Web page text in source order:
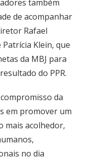
(DF)
Nações Brasília (DF)
também
de acompanhar
Rafael
Klein, que
da MBJ para
do PPR.
da
em promover um
mais acolhedor,
no dia